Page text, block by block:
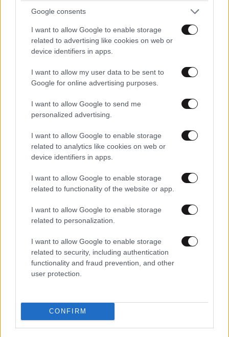
Google consents
I want to allow Google to enable storage
related to advertising like cookies on web or
device identifiers in apps.
I want to allow my user data to be sent to
Google for online advertising purposes.
I want to allow Google to send me
personalized advertising.
I want to allow Google to enable storage
related to analytics like cookies on web or
device identifiers in apps.
I want to allow Google to enable storage
related to functionality of the website or app.
I want to allow Google to enable storage
related to personalization.
I want to allow Google to enable storage
related to security, including authentication
functionality and fraud prevention, and other
user protection.
CONFIRM
Οι 5 ασκήσεις που πρέπει να κάνετε για μια ζωή
με δύναμη και αυτονομία – Ένα απλό αλλά
ιδανικό πρόγραμμα καθώς μεγαλώνετε
Το καλύτερο πρωινό για ένα δυνατό ξεκίνημα
στην ημέρα σας – Έτοιμο σε 5 λεπτά και